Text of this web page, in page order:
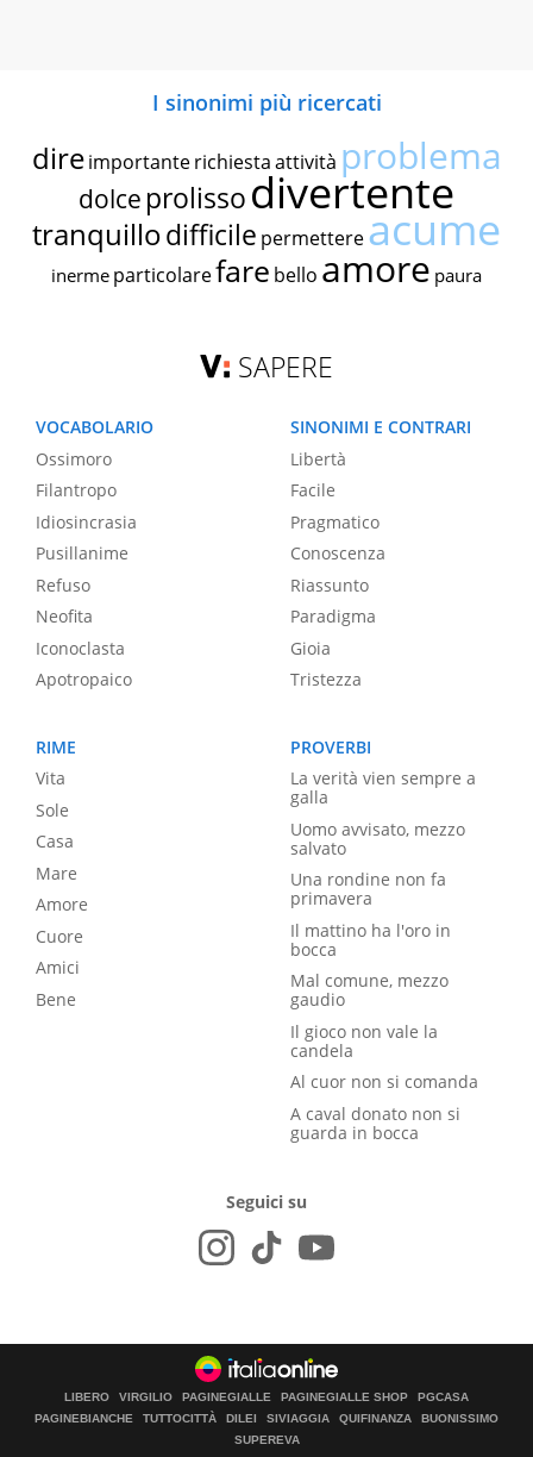
I sinonimi più ricercati
dire importante richiestaattività problema
dolce prolissodivertente
tranquillodifficile permettereacume
inerme particolarefare bello amore paura
SAPERE
VOCABOLARIO
Ossimoro
Filantropo
Idiosincrasia
Pusillanime
Refuso
Neofita
Iconoclasta
Apotropaico
SINONIMI E CONTRARI
Libertà
Facile
Pragmatico
Conoscenza
Riassunto
Paradigma
Gioia
Tristezza
RIME
Vita
Sole
Casa
Mare
Amore
Cuore
Amici
Bene
PROVERBI
La verità vien sempre a
galla
Uomo avvisato, mezzo
salvato
Una rondine non fa
primavera
Il mattino ha l'oro in
bocca
Mal comune, mezzo
gaudio
Il gioco non vale la
candela
Al cuor non si comanda
A caval donato non si
guarda in bocca
Seguici su
LIBERO VIRGILIO PAGINEGIALLE PAGINEGIALLE SHOP
PGCASA
PAGINEBIANCHE
TUTTOCITTÀ DILEI SIVIAGGIA QUIFINANZA
BUONISSIMO
SUPEREVA